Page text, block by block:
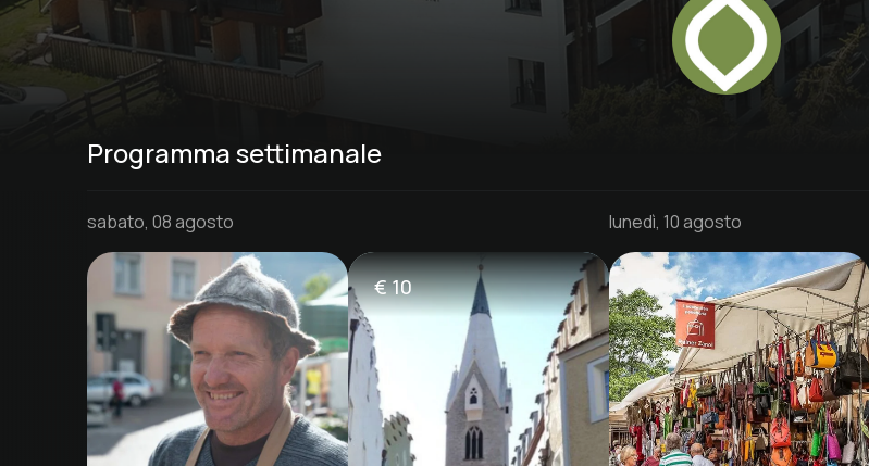
Programma settimanale
sabato, 08 agosto
€10
lunedì, 10 agosto